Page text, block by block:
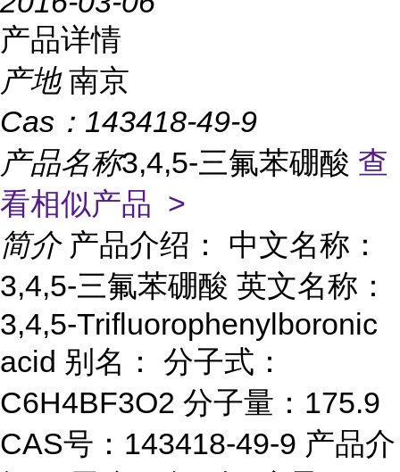
产品详情
产地 南京
Cas： 143418-49-9
产品名称3,4,5-三氟苯硼酸 查
看相似产品 >
简介 产品介绍： 中文名称：
3,4,5-三氟苯硼酸 英文名称：
3,4,5-Trifluorophenylboronic
acid 别名： 分子式：
C6H4BF3O2 分子量：175.9
CAS号：143418-49-9 产品介